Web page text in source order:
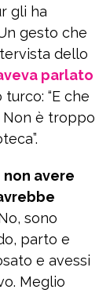
gli ha
gesto che
dello
parlato
“E che
Non è troppo
non avere
sono
parto e
e avessi
Meglio